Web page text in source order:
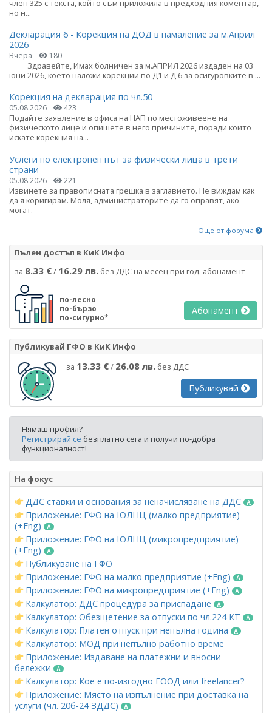
член 325 с текста, който съм приложила в предходния коментар,
но н...
Декларация 6 - Корекция на ДОД в намаление за м.Април
2026
Вчера 180
Здравейте, Имах болничен за м.АПРИЛ 2026 издаден на 03
юни 2026, което наложи корекции по Д1 и Д 6 за осигуровките в ...
Корекция на декларация по чл.50
05.08.2026 423
Подайте заявление в офиса на НАП по местоживеене на
физическото лице и опишете в него причините, поради които
искате корекция на...
Услеги по електронен път за физически лица в трети
страни
05.08.2026 221
Извинете за правописната грешка в заглавието. Не виждам как
да я коригирам. Моля, администраторите да го оправят, ако
могат.
Още от форума
Пълен достъп в КиК Инфо
за 8.33 €/ 16.29 лв. без ДДС на месец при год. абонамент
по-лесно
по-бързо
по-сигурно*
Абонамент
Публикувай ГФО в КиК Инфо
за 13.33 €/ 26.08 лв. без ДДС
Публикувай
Нямаш профил?
Регистрирай се безплатно сега и получи по-добра
функционалност!
На фокус
ДДС ставки и основания за неначисляване на ДДС
Приложение: ГФО на ЮЛНЦ (малко предприятие)
(+Eng)
Приложение: ГФО на ЮЛНЦ (микропредприятие)
(+Eng)
Публикуване на ГФО
Приложение: ГФО на малко предприятие (+Eng)
Приложение: ГФО на микропредприятие (+Eng)
Калкулатор: ДДС процедура за приспадане
Калкулатор: Обезщетение за отпуски по чл.224 КТ
Калкулатор: Платен отпуск при непълна година
Калкулатор: МОД при непълно работно време
Приложение: Издаване на платежни и вносни
бележки
Калкулатор: Кое е по-изгодно ЕООД или freelancer?
Приложение: Място на изпълнение при доставка на
услуги (чл. 20б-24 ЗДДС)